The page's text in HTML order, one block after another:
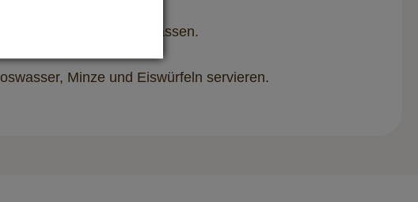
20 Minuten köcheln lassen.
Minze und Eiswürfeln servieren.